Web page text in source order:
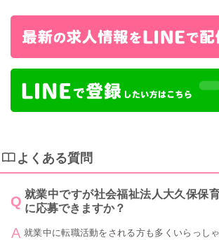
よくある質問
就業中ですが社会福祉法人大久保保
に応募できますか？
就業中に転職活動をされる方も多くいらっし